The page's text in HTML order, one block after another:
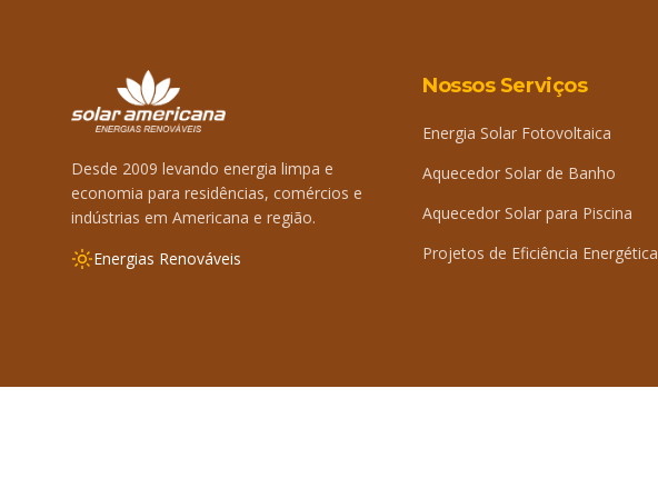
Desde 2009 levando energia limpa e
economia para residências, comércios e
indústrias em Americana e região.
Energias Renováveis
Nossos Serviços
Energia Solar Fotovoltaica
Aquecedor Solar de Banho
Aquecedor Solar para Piscina
Projetos de Eficiência Energética